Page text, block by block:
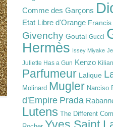
Comme des Garçons
Etat Libre d'Orange
Givenchy Goutal Gucci
Hermès Issey Miyake
Juliette Has a Gun Kenzo Kilian
Parfumeur Lalique
Molinard Mugler Narciso
d'Empire Prada
Lutens
The Different